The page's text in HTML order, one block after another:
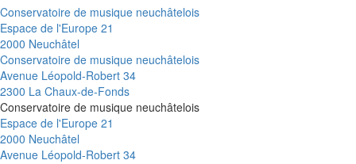
Conservatoire de musique neuchâtelois
Espace de l'Europe 21
2000 Neuchâtel
Conservatoire de musique neuchâtelois
Avenue Léopold-Robert 34
2300 La Chaux-de-Fonds
Conservatoire de musique neuchâtelois
Espace de l'Europe 21
2000 Neuchâtel
Avenue Léopold-Robert 34